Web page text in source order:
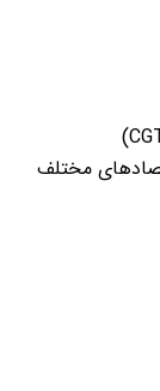
مختلف